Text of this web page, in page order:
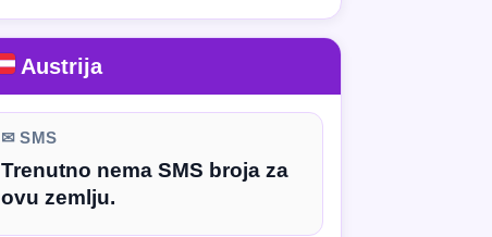
Austrija
✉ SMS
Trenutno nema SMS broja za
ovu zemlju.